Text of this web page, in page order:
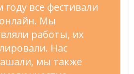
году все фестивали
Мы
работы, их
Нас
мы также